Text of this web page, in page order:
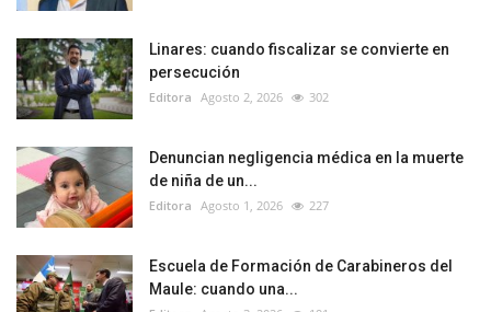
Linares: cuando fiscalizar se convierte en
persecución
Editora Agosto 2, 2026 302
Denuncian negligencia médica en la muerte
de niña de un...
Editora Agosto 1, 2026 227
Escuela de Formación de Carabineros del
Maule: cuando una...